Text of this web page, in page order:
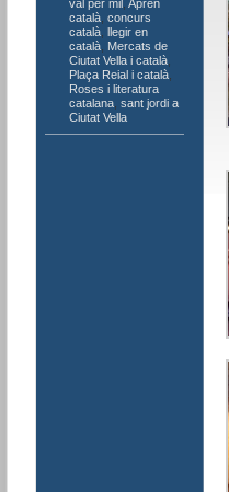
val per mil, Aprèn
català, concurs
català, llegir en
català, Mercats de
Ciutat Vella i català,
Plaça Reial i català,
Roses i literatura
catalana, sant jordi a
Ciutat Vella